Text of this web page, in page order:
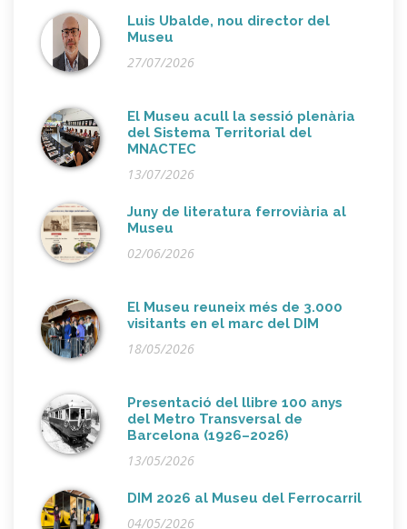
Luis Ubalde, nou director del
Museu
27/07/2026
El Museu acull la sessió plenària
del Sistema Territorial del
MNACTEC
13/07/2026
Juny de literatura ferroviària al
Museu
02/06/2026
El Museu reuneix més de 3.000
visitants en el marc del DIM
18/05/2026
Presentació del llibre 100 anys
del Metro Transversal de
Barcelona (1926–2026)
13/05/2026
DIM 2026 al Museu del Ferrocarril
04/05/2026